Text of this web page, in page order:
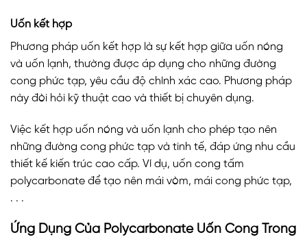
Uốn kết hợp
Phương pháp uốn kết hợp là sự kết hợp giữa uốn nóng
và uốn lạnh, thường được áp dụng cho những đường
cong phức tạp, yêu cầu độ chính xác cao. Phương pháp
này đòi hỏi kỹ thuật cao và thiết bị chuyên dụng.
Việc kết hợp uốn nóng và uốn lạnh cho phép tạo nên
những đường cong phức tạp và tinh tế, đáp ứng nhu cầu
thiết kế kiến trúc cao cấp. Ví dụ, uốn cong tấm
polycarbonate để tạo nên mái vòm, mái cong phức tạp,
. . .
Ứng Dụng Của Polycarbonate Uốn Cong Trong